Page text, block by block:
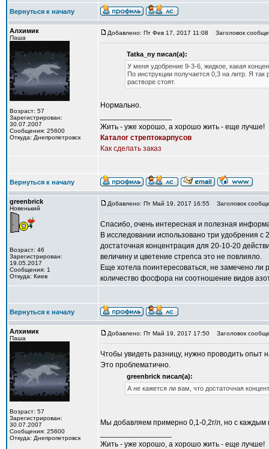
Вернуться к началу
Алхимик
Паша
Возраст: 57
Зарегистрирован:
30.07.2007
Сообщения: 25600
Откуда: Днепропетровск
Добавлено: Пт Фев 17, 2017 11:08 Заголовок
Tatka_ny писал(а):
У меня удобрение 9-3-6, жидкое, какая
По инструкции получается 0,3 на литр. Я
растворе стоят.
Нормально.
Жить - уже хорошо, а хорошо жить - еще лучше!
Каталог стрептокарпусов
Как сделать заказ
Вернуться к началу
greenbrick
Новенький
Возраст: 46
Зарегистрирован:
19.05.2017
Сообщения: 1
Откуда: Киев
Добавлено: Пт Май 19, 2017 16:55 Заголовок
Спасибо, очень интересная и полезная
В исследовании использовано три удобрения с
достаточная концентрация для 20-10-20
величину и цветение стрепса это не повлияло.
Еще хотела поинтересоваться, не замечено ли
количество фосфора ни соотношение видов
Вернуться к началу
Алхимик
Паша
Возраст: 57
Зарегистрирован:
30.07.2007
Сообщения: 25600
Откуда: Днепропетровск
Добавлено: Пт Май 19, 2017 17:50 Заголовок
Чтобы увидеть разницу, нужно проводить опыт
Это проблематично.
greenbrick писал(а):
А не кажется ли вам, что достаточная
Мы добавляем примерно 0,1-0,2г/л, но с каждым
Жить - уже хорошо, а хорошо жить - еще лучше!